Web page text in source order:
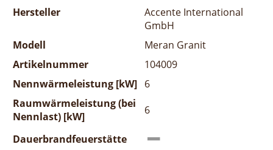
Hersteller
Accente International
GmbH
Modell
Meran Granit
Artikelnummer
104009
Nennwärmeleistung [kW] 6
Raumwärmeleistung (bei
Nennlast) [kW]
6
Dauerbrandfeuerstätte